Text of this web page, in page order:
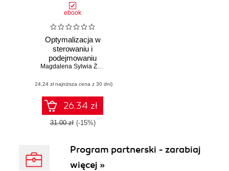
ebook
Optymalizacja w
sterowaniu i
podejmowaniu
decyzji
Magdalena Sylwia Żurawska
(24,24 zł najniższa cena z 30 dni)
26.34 zł
31.00 zł (-15%)
Program partnerski - zarabiaj
więcej »